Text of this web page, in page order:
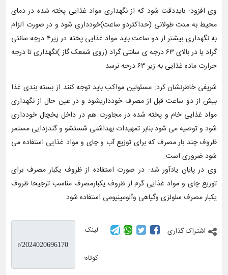
وی افزود: بایددقت شود که از نگهداری مواد غذایی پخته شده در دمای
محیط به مدت طولانی (حداکثردو ساعت)خودداری شود و در صورت الزام
به نگهداری بیشتر از دو ساعت باید مواد غذایی پخته در زیر۴ درجه سانتی
گراد یا در بالای ۶۳ درجه ی سانتی گراد (روی شمعک گاز )نگهداری تا درجه
حرارت ماده غذایی به زیر ۶۳ درجه نرسد.
شریفی خاطرنشان کرد: مسئولین مواکب باید توجه کنند از بسته بندی غذا
بیش از دو ساعت قبل از مصرف خودداریشود و در عین حال از نگهداری
مواد غذایی خام و پخته شده در مجاورت هم در داخل یخچال خودداری
شود و توصیه می شود بنابر تمهیدات بهداشتی شستشو و گندزدایی مستمر
ظروف چند بار مصرف که برای توزیع آب و چای و مواد غذایی استفاده می
شود ضروری است.
وی در پایان یادآور شد: در صورت استفاده از ظروف یکبار مصرف برای
توزیع چای و مواد غذایی گرم از ظروف یکبارمصرف مناسب ترجیحا ظروف
یکبار مصرف سلولزی وگیاهی وآلومینیومی استفاده شود
اشتراک گذاری لینک
کوتاه: